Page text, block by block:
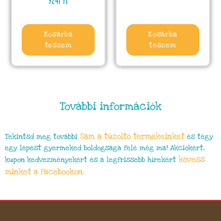
Kosárba
teszem
Kosárba
teszem
További információk
Tekintsd meg további Sam a tűzoltó termékeinket és tégy
egy lépést gyermeked boldogsága felé még ma! Akciókért,
kupon kedvezményekért és a legfrissebb hírekért kövess
minket a Facebookon.